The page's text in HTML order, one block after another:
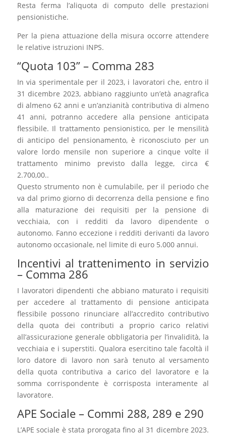
Resta ferma l’aliquota di computo delle prestazioni
pensionistiche.
Per la piena attuazione della misura occorre attendere
le relative istruzioni INPS.
“Quota 103” – Comma 283
In via sperimentale per il 2023, i lavoratori che, entro il
31 dicembre 2023, abbiano raggiunto un’età anagrafica
di almeno 62 anni e un’anzianità contributiva di almeno
41 anni, potranno accedere alla pensione anticipata
flessibile. Il trattamento pensionistico, per le mensilità
di anticipo del pensionamento, è riconosciuto per un
valore lordo mensile non superiore a cinque volte il
trattamento minimo previsto dalla legge, circa €
2.700,00..
Questo strumento non è cumulabile, per il periodo che
va dal primo giorno di decorrenza della pensione e fino
alla maturazione dei requisiti per la pensione di
vecchiaia, con i redditi da lavoro dipendente o
autonomo. Fanno eccezione i redditi derivanti da lavoro
autonomo occasionale, nel limite di euro 5.000 annui.
Incentivi al trattenimento in servizio
– Comma 286
I lavoratori dipendenti che abbiano maturato i requisiti
per accedere al trattamento di pensione anticipata
flessibile possono rinunciare all’accredito contributivo
della quota dei contributi a proprio carico relativi
all’assicurazione generale obbligatoria per l’invalidità, la
vecchiaia e i superstiti. Qualora esercitino tale facoltà il
loro datore di lavoro non sarà tenuto al versamento
della quota contributiva a carico del lavoratore e la
somma corrispondente è corrisposta interamente al
lavoratore.
APE Sociale – Commi 288, 289 e 290
L’APE sociale è stata prorogata fino al 31 dicembre 2023.